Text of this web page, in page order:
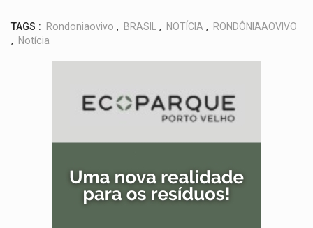
TAGS : Rondoniaovivo , BRASIL , NOTÍCIA ,
RONDÔNIAAOVIVO
,
Notícia